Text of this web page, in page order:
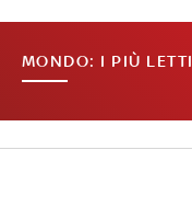
MONDO: I PIÙ LETTI